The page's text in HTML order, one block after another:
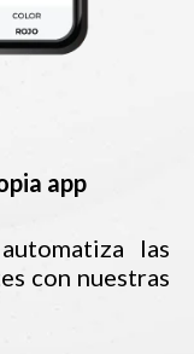
app
las
con nuestras